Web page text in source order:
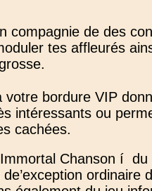
compagnie de des
tes affleurés
votre bordure VIP
intéressants ou
cachées.
Chanson í du
ordinaire